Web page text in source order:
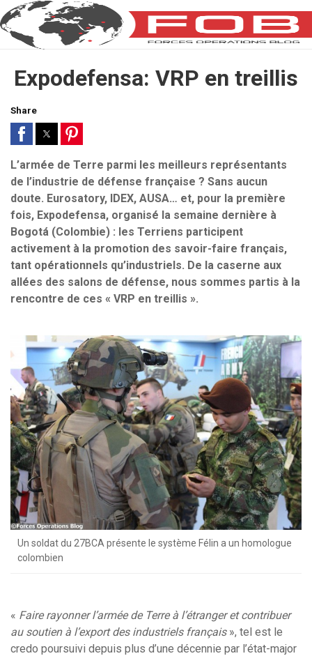
Expodefensa: VRP en treillis
Share
L’armée de Terre parmi les meilleurs représentants
de l’industrie de défense française ? Sans aucun
doute. Eurosatory, IDEX, AUSA… et, pour la première
fois, Expodefensa, organisé la semaine dernière à
Bogotá (Colombie) : les Terriens participent
activement à la promotion des savoir-faire français,
tant opérationnels qu’industriels. De la caserne aux
allées des salons de défense, nous sommes partis à la
rencontre de ces « VRP en treillis ».
Un soldat du 27BCA présente le système Félin a un homologue
colombien
« Faire rayonner l’armée de Terre à l’étranger et contribuer
au soutien à l’export des industriels français», tel est le
credo poursuivi depuis plus d’une décennie par l’état-major